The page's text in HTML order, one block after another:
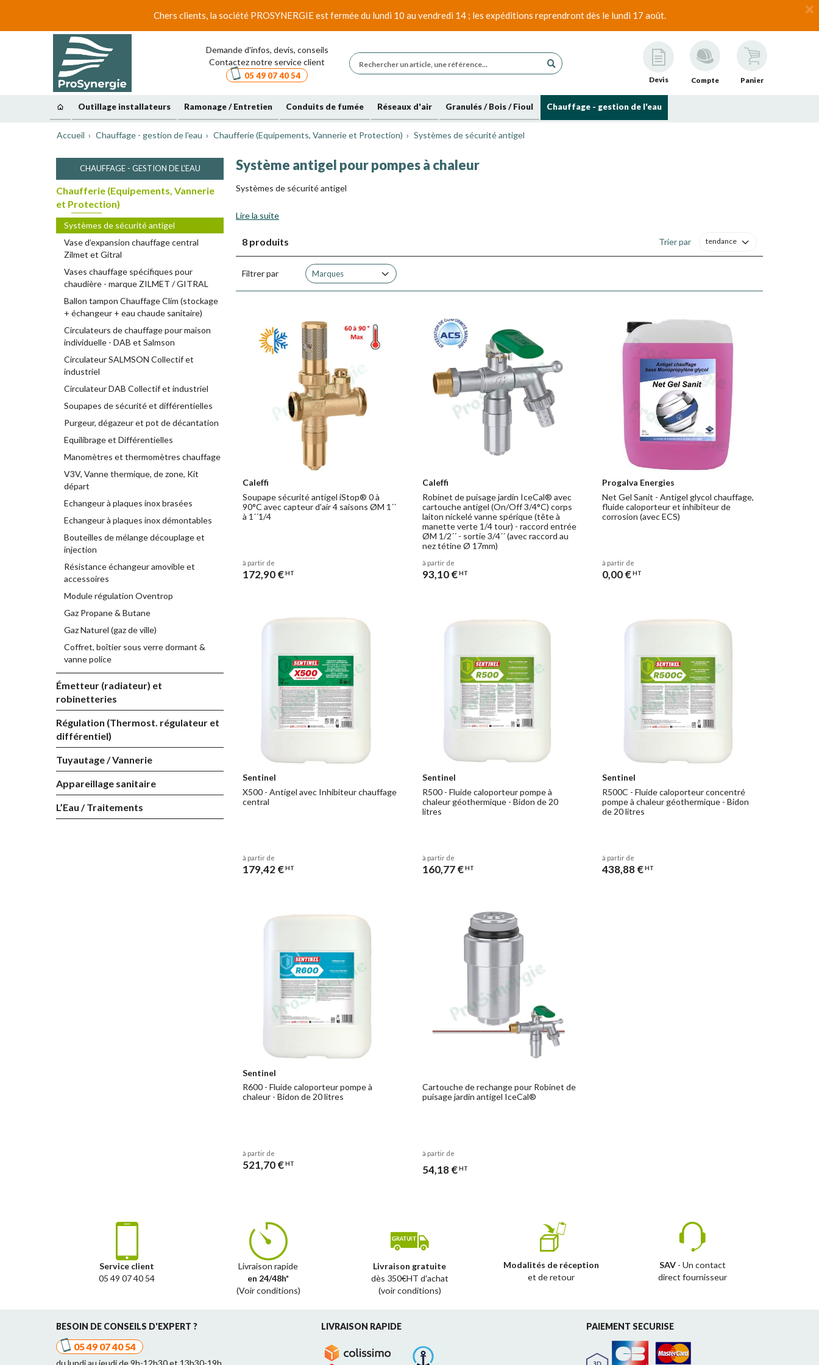
Chers clients, la société PROSYNERGIE est fermée du lundi 10 au vendredi 14 ; les expéditions reprendront dès le lundi 17 août.
Demande d'infos, devis, conseils
Contactez notre service client
05 49 07 40 54 Devis Compte Panier
Outillage installateurs Ramonage / Entretien Conduits de fumée Réseaux d'air Granulés / Bois / Fioul Chauffage - gestion de l'eau
Accueil Chauffage - gestion de l'eau Chaufferie (Equipements, Vannerie et Protection) Systèmes de sécurité antigel
CHAUFFAGE - GESTION DE L'EAU
Chaufferie (Equipements, Vannerie
et Protection)
Systèmes de sécurité antigel
Vase d’expansion chauffage central
Zilmet et Gitral
Vases chauffage spécifiques pour
chaudière - marque ZILMET / GITRAL
Ballon tampon Chauffage Clim (stockage
+ échangeur + eau chaude sanitaire)
Circulateurs de chauffage pour maison
individuelle - DAB et Salmson
Circulateur SALMSON Collectif et
industriel
Circulateur DAB Collectif et industriel
Soupapes de sécurité et différentielles
Purgeur, dégazeur et pot de décantation
Equilibrage et Différentielles
Manomètres et thermomètres chauffage
V3V, Vanne thermique, de zone, Kit
départ
Echangeur à plaques inox brasées
Echangeur à plaques inox démontables
Bouteilles de mélange découplage et
injection
Résistance échangeur amovible et
accessoires
Module régulation Oventrop
Gaz Propane & Butane
Gaz Naturel (gaz de ville)
Coffret, boîtier sous verre dormant &
vanne police
Émetteur (radiateur) et
robinetteries
Régulation (Thermost. régulateur et
différentiel)
Tuyautage / Vannerie
Appareillage sanitaire
L’Eau / Traitements
Système antigel pour pompes à chaleur
Systèmes de sécurité antigel
Lire la suite
8 produits Trier par tendance
Filtrer par Marques
Caleffi
Soupape sécurité antigel iStop® 0 à
90°C avec capteur d'air 4 saisons ØM 1´´
à 1´´1/4
à partir de
172,90 €HT
Caleffi
Robinet de puisage jardin IceCal® avec
cartouche antigel (On/Off 3/4°C) corps
laiton nickelé vanne spérique (tête à
manette verte 1/4 tour) - raccord entrée
ØM 1/2´´ - sortie 3/4´´ (avec raccord au
nez tétine Ø 17mm)
à partir de
93,10 €HT
Progalva Energies
Net Gel Sanit - Antigel glycol chauffage,
fluide caloporteur et inhibiteur de
corrosion (avec ECS)
à partir de
0,00 €HT
Sentinel
X500 - Antigel avec Inhibiteur chauffage
central
à partir de
179,42 €HT
Sentinel
R500 - Fluide caloporteur pompe à
chaleur géothermique - Bidon de 20
litres
à partir de
160,77 €HT
Sentinel
R500C - Fluide caloporteur concentré
pompe à chaleur géothermique - Bidon
de 20 litres
à partir de
438,88 €HT
Sentinel
R600 - Fluide caloporteur pompe à
chaleur - Bidon de 20 litres
à partir de
521,70 €HT
Cartouche de rechange pour Robinet de
puisage jardin antigel IceCal®
à partir de
54,18 €HT
Service client
05 49 07 40 54
Livraison rapide
en 24/48h*
(Voir conditions)
Livraison gratuite
dès 350€HT d'achat
(voir conditions)
Modalités de réception
et de retour
SAV- Un contact
direct fournisseur
BESOIN DE CONSEILS D'EXPERT ?
05 49 07 40 54
LIVRAISON RAPIDE PAIEMENT SECURISE